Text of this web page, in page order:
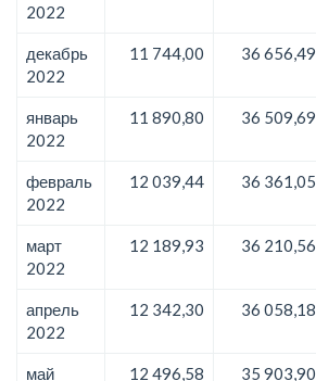
2022
декабрь
2022
11 744,00 36 656,49
январь
2022
11 890,80 36 509,69
февраль
2022
12 039,44 36 361,05
март
2022
12 189,93 36 210,56
апрель
2022
12 342,30 36 058,18
май 12 496,58 35 903,90